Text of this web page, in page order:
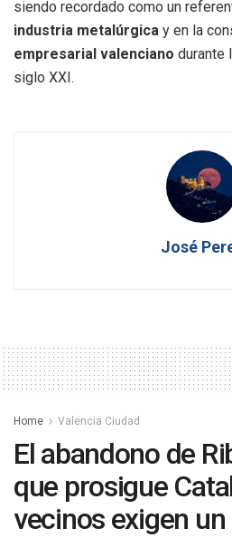
siendo recordado como un
industria metalúrgica y en la
empresarial valenciano durante
siglo XXI.
José
Home Valencia Ciudad
El abandono de
que prosigue
vecinos exigen